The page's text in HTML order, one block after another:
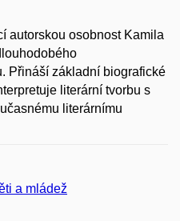
autorskou osobnost Kamila
Přináší základní biografické
literární tvorbu s
literárnímu
a mládež